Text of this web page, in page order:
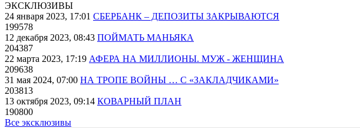
ЭКСКЛЮЗИВЫ
24 января 2023, 17:01 СБЕРБАНК – ДЕПОЗИТЫ ЗАКРЫВАЮТСЯ
199578
12 декабря 2023, 08:43 ПОЙМАТЬ МАНЬЯКА
204387
22 марта 2023, 17:19 АФЕРА НА МИЛЛИОНЫ. МУЖ - ЖЕНЩИНА
209638
31 мая 2024, 07:00 НА ТРОПЕ ВОЙНЫ … С «ЗАКЛАДЧИКАМИ»
203813
13 октября 2023, 09:14 КОВАРНЫЙ ПЛАН
190800
Все эксклюзивы